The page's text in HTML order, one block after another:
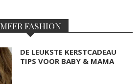
MEER FASHION
DE LEUKSTE KERSTCADEAU
TIPS VOOR BABY & MAMA